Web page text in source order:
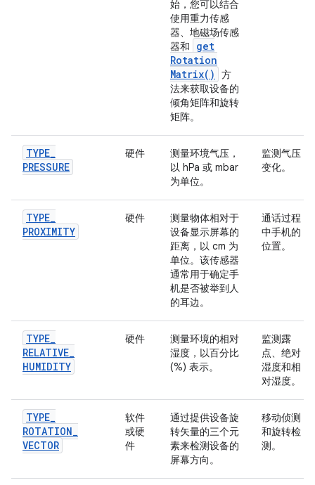
始，您可以结合
使用重力传感
器、地磁场传感
器和
get
Rotation
Matrix( )
方
法来获取设备的
倾角矩阵和旋转
矩阵。
TYPE_
PRESSURE
硬件
测量环境气压，
以 hPa 或 mbar
为单位。
监测气压
变化。
TYPE_
PROXIMITY
硬件
测量物体相对于
设备显示屏幕的
距离，以 cm 为
单位。该传感器
通常用于确定手
机是否被举到人
的耳边。
通话过程
中手机的
位置。
TYPE_
RELATIVE_
HUMIDITY
硬件
测量环境的相对
湿度，以百分比
(%) 表示。
监测露
点、绝对
湿度和相
对湿度。
TYPE_
ROTATION_
VECTOR
软件
或硬
件
通过提供设备旋
转矢量的三个元
素来检测设备的
屏幕方向。
移动侦测
和旋转检
测。